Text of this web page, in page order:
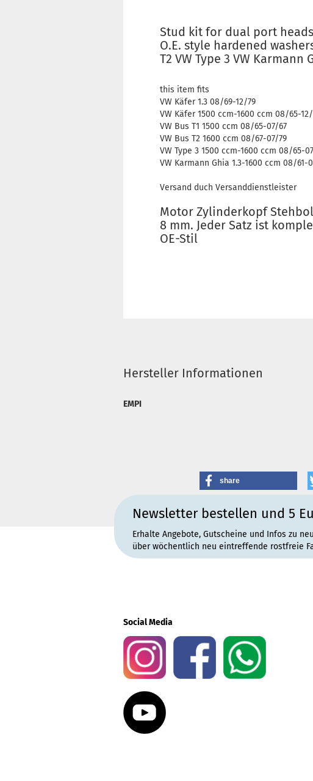
Stud kit for dual port
O.E. style hardened
T2 VW Type 3 VW Karmann
this item fits
VW Käfer 1.3 08/69-12/79
VW Käfer 1500 ccm-1600 ccm 08/65-
VW Bus T1 1500 ccm 08/65-07/67
VW Bus T2 1600 ccm 08/67-07/79
VW Type 3 1500 ccm-1600 ccm 08/65-
VW Karmann Ghia 1.3-1600 ccm 08/61-
Versand duch Versanddienstleister
Motor Zylinderkopf
8 mm. Jeder Satz ist
OE-Stil
Hersteller Informationen
EMPI
share
Newsletter bestellen und 5
Erhalte Angebote, Gutscheine und Infos zu
über wöchentlich neu eintreffende rostfreie
Social Media